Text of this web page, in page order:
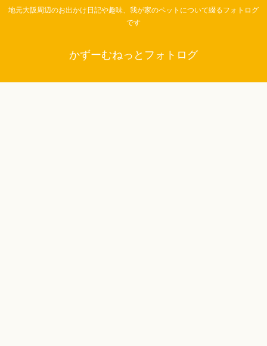
地元大阪周辺のお出かけ日記や趣味、我が家のペットについて綴るフォトログ
です
かずーむねっとフォトログ